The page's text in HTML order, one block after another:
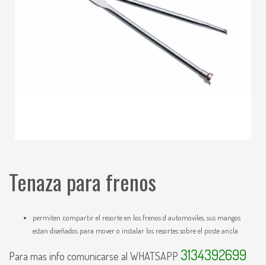
Tenaza para frenos
permiten compartir el resorte en los frenos d automoviles, sus mangos
estan diseñados para mover o instalar los resortes sobre el poste ancla
Para mas info comunicarse al WHATSAPP 3134392699